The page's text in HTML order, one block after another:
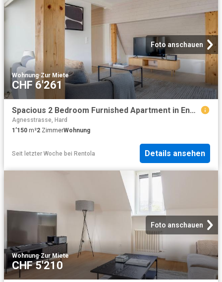
Foto anschauen
Wohnung·Zur Miete
CHF 6'261
Spacious 2 Bedroom Furnished Apartment in Enge, Zurich, Zurich Amsterdam Apartments for Rent
Agnesstrasse, Hard
1’150 m²2 ZimmerWohnung
Seit letzter Woche bei Rentola Details ansehen
Foto anschauen
Wohnung·Zur Miete
CHF 5'210